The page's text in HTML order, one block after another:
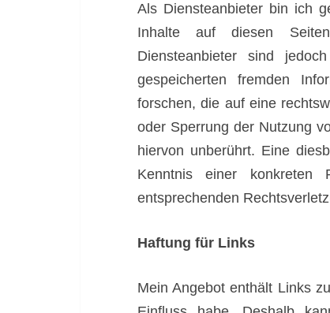
Als Diensteanbieter bin ich
Inhalte auf diesen
Diensteanbieter sind
gespeicherten fremden
forschen, die auf eine
oder Sperrung der Nutzung
hiervon unberührt. Eine
Kenntnis einer konkreten
entsprechenden
Haftung für Links
Mein Angebot enthält Links